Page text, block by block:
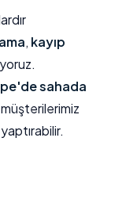
, kayıp
sahada